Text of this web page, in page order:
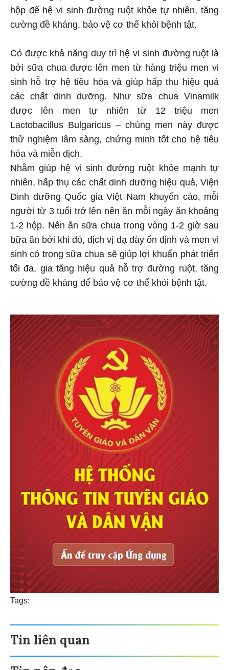
hộp để hệ vi sinh đường ruột khỏe tự nhiên, tăng
cường đề kháng, bảo vệ cơ thể khỏi bệnh tật.
Có được khả năng duy trì hệ vi sinh đường ruột là
bởi sữa chua được lên men từ hàng triệu men vi
sinh hỗ trợ hệ tiêu hóa và giúp hấp thu hiệu quả
các chất dinh dưỡng. Như sữa chua Vinamilk
được lên men tự nhiên từ 12 triệu men
Lactobacillus Bulgaricus – chủng men này được
thử nghiệm lâm sàng, chứng minh tốt cho hệ tiêu
hóa và miễn dịch.
Nhằm giúp hệ vi sinh đường ruột khỏe mạnh tự
nhiên, hấp thụ các chất dinh dưỡng hiệu quả, Viện
Dinh dưỡng Quốc gia Việt Nam khuyến cáo, mỗi
người từ 3 tuổi trở lên nên ăn mỗi ngày ăn khoảng
1-2 hộp. Nên ăn sữa chua trong vòng 1-2 giờ sau
bữa ăn bởi khi đó, dịch vị dạ dày ổn định và men vi
sinh có trong sữa chua sẽ giúp lợi khuẩn phát triển
tối đa, gia tăng hiệu quả hỗ trợ đường ruột, tăng
cường đề kháng để bảo vệ cơ thể khỏi bệnh tật.
Tags:
Tin liên quan